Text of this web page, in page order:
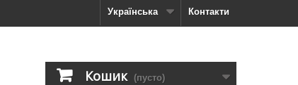
Контакти
Українська
Кошик (пусто)